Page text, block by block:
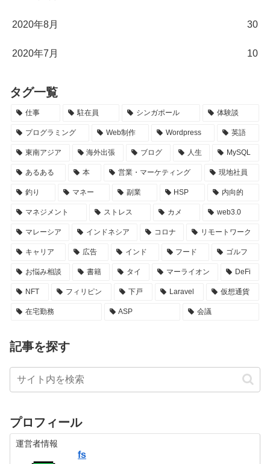
2020年8月 30
2020年7月 10
タグ一覧
仕事 駐在員 シンガポール 体験談
プログラミング Web制作 Wordpress 英語
東南アジア 海外出張 ブログ 人生 MySQL
あるある 本 営業・マーケティング 現地社員
釣り マネー 副業 HSP 内向的
マネジメント ストレス カメ web3.0
マレーシア インドネシア コロナ リモートワーク
キャリア 広告 インド フード ゴルフ
お悩み相談 書籍 タイ マーライオン DeFi
NFT フィリピン 下戸 Laravel 仮想通貨
在宅勤務 ASP 会議
記事を探す
プロフィール
運営者情報
fs